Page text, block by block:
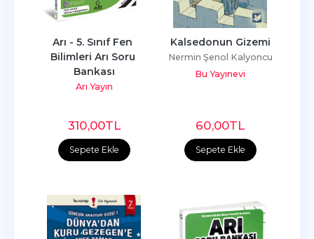
Sepete Ekle
Arı - 5. Sınıf Fen
Bilimleri Arı Soru
Bankası
Arı Yayın
310,00TL
Sepete Ekle
Kalsedonun Gizemi
Nermin Şenol Kalyoncu
Bu Yayınevi
60,00TL